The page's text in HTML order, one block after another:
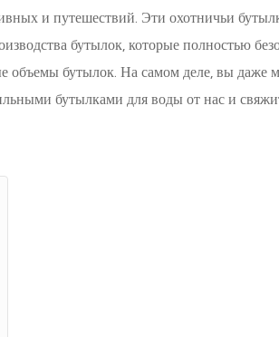
и путешествий. Эти охотничьи
бутылок, которые полностью
объемы бутылок. На самом деле, вы даже
бутылками для воды от нас и